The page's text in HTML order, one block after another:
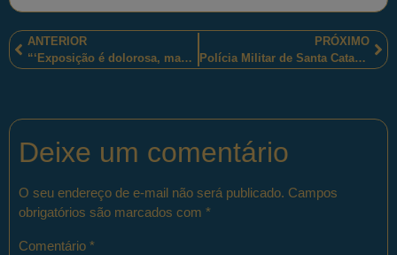
ANTERIOR
“‘Exposição é dolorosa, mas necessária’ , explica a Odebrecht, em carta a funcionários”.
PRÓXIMO
Polícia Militar de Santa Catarina homenageia o soldado Vinicius Santanna Klein!
Deixe um comentário
O seu endereço de e-mail não será publicado. Campos
obrigatórios são marcados com *
Comentário *